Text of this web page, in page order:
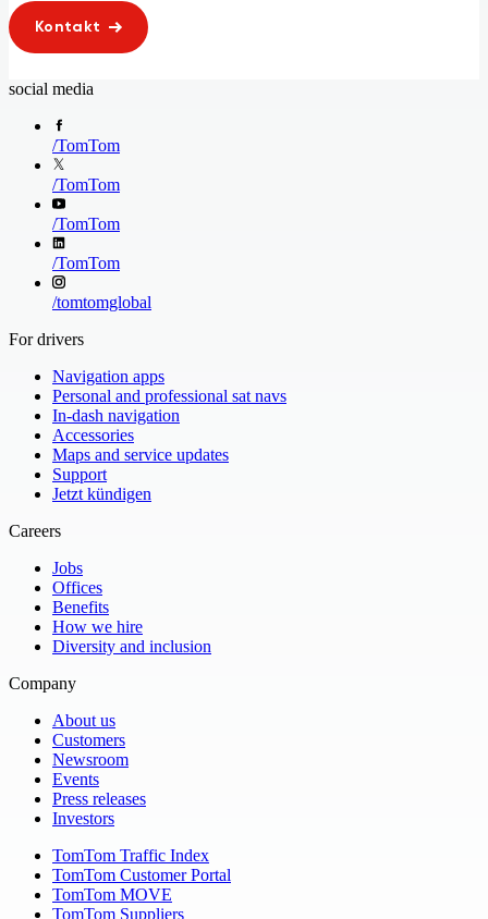
Kontakt
social media
/TomTom
/TomTom
/TomTom
/TomTom
/tomtomglobal
For drivers
Navigation apps
Personal and professional sat navs
In-dash navigation
Accessories
Maps and service updates
Support
Jetzt kündigen
Careers
Jobs
Offices
Benefits
How we hire
Diversity and inclusion
Company
About us
Customers
Newsroom
Events
Press releases
Investors
TomTom Traffic Index
TomTom Customer Portal
TomTom MOVE
TomTom Suppliers